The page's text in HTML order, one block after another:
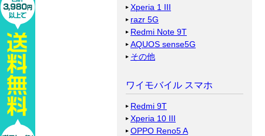
Xperia 1 III
razr 5G
Redmi Note 9T
AQUOS sense5G
その他
ワイモバイル スマホ
Redmi 9T
Xperia 10 III
OPPO Reno5 A